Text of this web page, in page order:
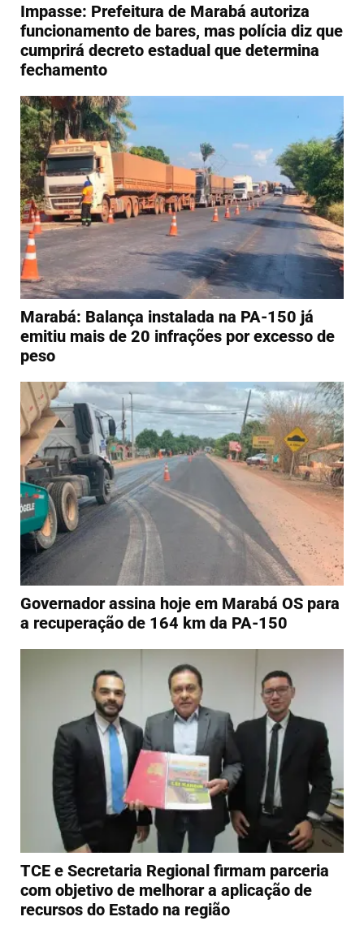
Impasse: Prefeitura de Marabá autoriza
funcionamento de bares, mas polícia diz que
cumprirá decreto estadual que determina
fechamento
Marabá: Balança instalada na PA-150 já
emitiu mais de 20 infrações por excesso de
peso
Governador assina hoje em Marabá OS para
a recuperação de 164 km da PA-150
TCE e Secretaria Regional firmam parceria
com objetivo de melhorar a aplicação de
recursos do Estado na região